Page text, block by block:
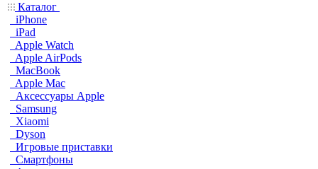
Каталог
iPhone
iPad
Apple Watch
Apple AirPods
MacBook
Apple Mac
Аксессуары Apple
Samsung
Xiaomi
Dyson
Игровые приставки
Смартфоны